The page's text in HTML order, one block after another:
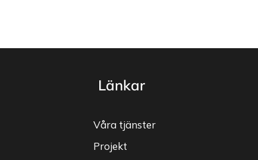
Länkar
Våra tjänster
Projekt